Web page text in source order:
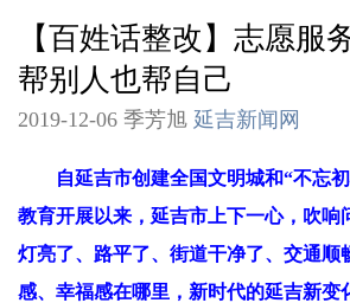
【百姓话整改】志愿服
帮别人也帮自己
2019-12-06 季芳旭 延吉新闻网
自延吉市创建全国文明城和“不忘初
教育开展以来，延吉市上下一心，吹响
灯亮了、路平了、街道干净了、交通
感、幸福感在哪里，新时代的延吉新变